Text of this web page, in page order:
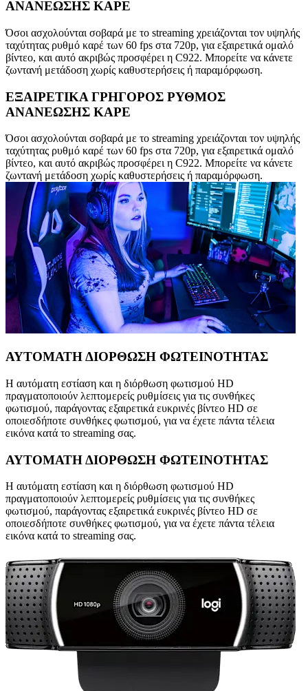
ΑΝΑΝΕΩΣΗΣ ΚΑΡΕ
Όσοι ασχολούνται σοβαρά με το streaming χρειάζονται τον υψηλής
ταχύτητας ρυθμό καρέ των 60 fps στα 720p, για εξαιρετικά ομαλό
βίντεο, και αυτό ακριβώς προσφέρει η C922. Μπορείτε να κάνετε
ζωντανή μετάδοση χωρίς καθυστερήσεις ή παραμόρφωση.
ΕΞΑΙΡΕΤΙΚΑ ΓΡΗΓΟΡΟΣ ΡΥΘΜΟΣ
ΑΝΑΝΕΩΣΗΣ ΚΑΡΕ
Όσοι ασχολούνται σοβαρά με το streaming χρειάζονται τον υψηλής
ταχύτητας ρυθμό καρέ των 60 fps στα 720p, για εξαιρετικά ομαλό
βίντεο, και αυτό ακριβώς προσφέρει η C922. Μπορείτε να κάνετε
ζωντανή μετάδοση χωρίς καθυστερήσεις ή παραμόρφωση.
ΑΥΤΟΜΑΤΗ ΔΙΟΡΘΩΣΗ ΦΩΤΕΙΝΟΤΗΤΑΣ
Η αυτόματη εστίαση και η διόρθωση φωτισμού HD
πραγματοποιούν λεπτομερείς ρυθμίσεις για τις συνθήκες
φωτισμού, παράγοντας εξαιρετικά ευκρινές βίντεο HD σε
οποιεσδήποτε συνθήκες φωτισμού, για να έχετε πάντα τέλεια
εικόνα κατά το streaming σας.
ΑΥΤΟΜΑΤΗ ΔΙΟΡΘΩΣΗ ΦΩΤΕΙΝΟΤΗΤΑΣ
Η αυτόματη εστίαση και η διόρθωση φωτισμού HD
πραγματοποιούν λεπτομερείς ρυθμίσεις για τις συνθήκες
φωτισμού, παράγοντας εξαιρετικά ευκρινές βίντεο HD σε
οποιεσδήποτε συνθήκες φωτισμού, για να έχετε πάντα τέλεια
εικόνα κατά το streaming σας.